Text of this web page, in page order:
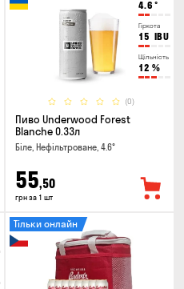
4.6 °
Гіркота
15 IBU
Щільність
12 %
(0)
Пиво Underwood Forest
Blanche 0.33л
Біле, Нефільтроване, 4.6°
55,50
грн за 1 шт
Тільки онлайн